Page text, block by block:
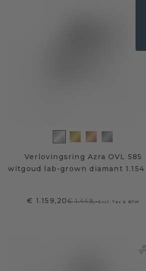
Verlovingsring Azra OVL 585
witgoud lab-grown diamant
€ 1.159,20€ 1.449,-Excl. Tax & BTW